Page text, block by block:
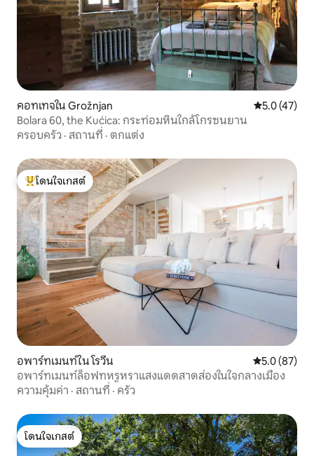
คอทเทจใน Grožnjan คะแนนเฉลี่ย
5.0 (47)
Bolara 60, the Kućica: กระท่อมหินใกล้โกรซนยาน
ครอบครัว · สถานที่ · ตกแต่ง
โดนใจเกสต์ที่สุด
โดนใจเกสต์
อพาร์ทเมนท์ใน โรวีน คะแนนเฉลี่ย
5.0 (87)
อพาร์ทเมนท์ล็อฟทหรูหราแสงแดดสาดส่องในใจกลางเมือง
ความคุ้มค่า · สถานที่ · ครัว
โดนใจเกสต์
โดนใจเกสต์